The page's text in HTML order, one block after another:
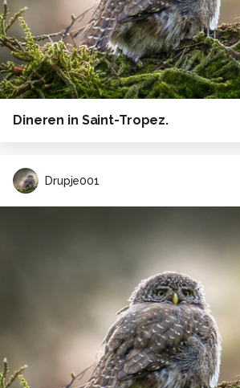
Dineren in Saint-Tropez.
Drupje001